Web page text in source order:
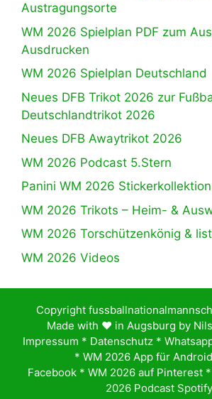
Austragungsorte
WM 2026 Spielplan PDF zum
Ausdrucken
WM 2026 Spielplan Deutschland
Neues DFB Trikot 2026 zur
Deutschlandtrikot 2026
Neues DFB Awaytrikot 2026
WM 2026 Podcast 5.Stern
Panini WM 2026 Stickerkollektion
WM 2026 Trikots – Heim- &
WM 2026 Torschützenkönig &
WM 2026 Videos
Copyright
Made with ♥️ in Augsburg by
Impressum * Datenschutz *
* WM 2026 App für
Facebook * WM 2026 auf Pinterest *
2026 Podcast Spotify